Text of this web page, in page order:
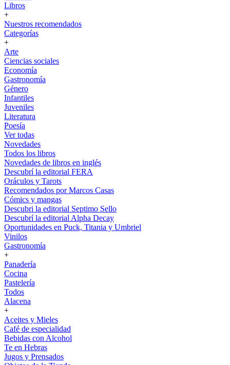
Libros
+
Nuestros recomendados
Categorías
+
Arte
Ciencias sociales
Economía
Gastronomía
Género
Infantiles
Juveniles
Literatura
Poesía
Ver todas
Novedades
Todos los libros
Novedades de libros en inglés
Descubrí la editorial FERA
Oráculos y Tarots
Recomendados por Marcos Casas
Cómics y mangas
Descubri la editorial Septimo Sello
Descubrí la editorial Alpha Decay
Oportunidades en Puck, Titania y Umbriel
Vinilos
Gastronomía
+
Panadería
Cocina
Pastelería
Todos
Alacena
+
Aceites y Mieles
Café de especialidad
Bebidas con Alcohol
Te en Hebras
Jugos y Prensados